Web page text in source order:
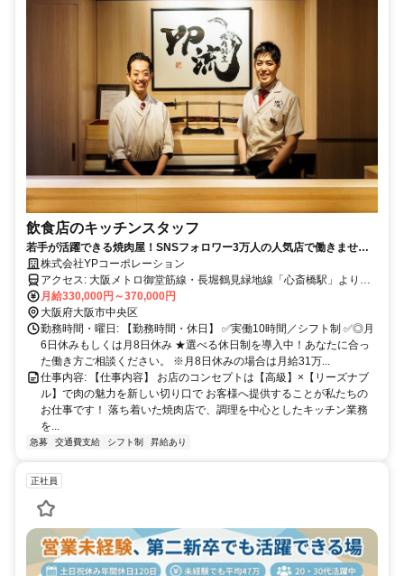
飲食店のキッチンスタッフ
若手が活躍できる焼肉屋！SNSフォロワー3万人の人気店で働きません
か？株式会社YPコーポレーション
アクセス: 大阪メトロ御堂筋線・長堀鶴見緑地線「心斎橋駅」より徒
歩1分 大阪メトロ四つ橋線「四ツ橋駅」より徒歩3分
月給330,000円～370,000円
大阪府大阪市中央区
勤務時間・曜日: 【勤務時間・休日】 ✅実働10時間／シフト制 ✅◎月
6日休みもしくは月8日休み ★選べる休日制を導入中！あなたに合っ
た働き方ご相談ください。 ※月8日休みの場合は月給31万...
仕事内容: 【仕事内容】 お店のコンセプトは【高級】×【リーズナブ
ル】で肉の魅力を新しい切り口で お客様へ提供することが私たちの
お仕事です！ 落ち着いた焼肉店で、調理を中心としたキッチン業務
を...
急募 交通費支給 シフト制 昇給あり
正社員